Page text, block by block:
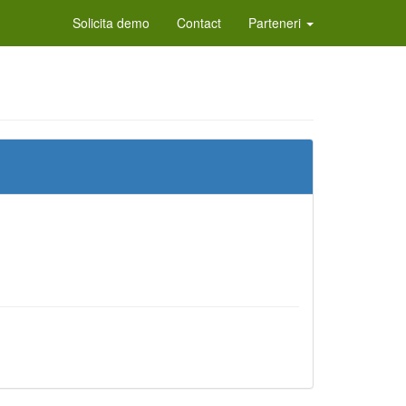
Solicita demo Contact Parteneri